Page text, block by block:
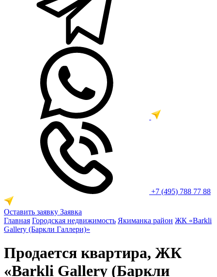
+7 (495) 788 77 88
Оставить заявку Заявка
Главная Городская недвижимость Якиманка район ЖК «Barkli
Gallery (Баркли Галлери)»
Продается квартира, ЖК
«Barkli Gallery (Баркли